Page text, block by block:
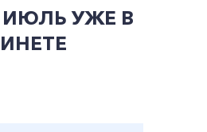
ИЮЛЬ УЖЕ В